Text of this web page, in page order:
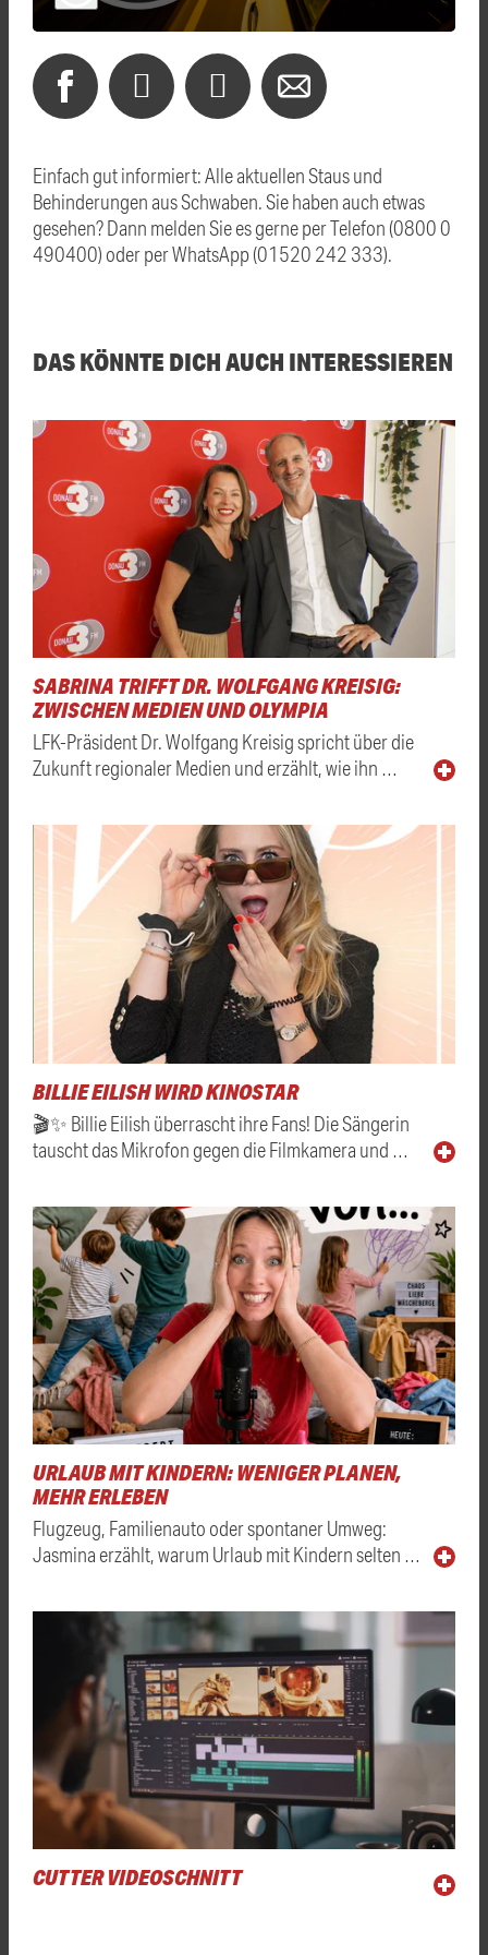
Einfach gut informiert: Alle aktuellen Staus und
Behinderungen aus Schwaben. Sie haben auch etwas
gesehen? Dann melden Sie es gerne per Telefon (0800 0
490400) oder per WhatsApp (01520 242 333).
DAS KÖNNTE DICH AUCH INTERESSIEREN
SABRINA TRIFFT DR. WOLFGANG KREISIG:
ZWISCHEN MEDIEN UND OLYMPIA
LFK-Präsident Dr. Wolfgang Kreisig spricht über die
Zukunft regionaler Medien und erzählt, wie ihn …
BILLIE EILISH WIRD KINOSTAR
🎬✨ Billie Eilish überrascht ihre Fans! Die Sängerin
tauscht das Mikrofon gegen die Filmkamera und …
URLAUB MIT KINDERN: WENIGER PLANEN,
MEHR ERLEBEN
Flugzeug, Familienauto oder spontaner Umweg:
Jasmina erzählt, warum Urlaub mit Kindern selten …
CUTTER VIDEOSCHNITT